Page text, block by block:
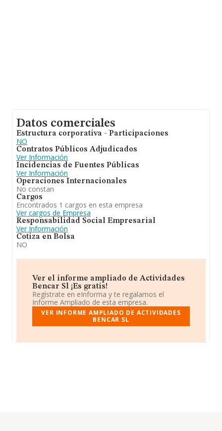
Datos comerciales
Estructura corporativa - Participaciones
NO
Contratos Públicos Adjudicados
Ver Información
Incidencias de Fuentes Públicas
Ver Información
Operaciones Internacionales
No constan
Cargos
Encontrados 1 cargos en esta empresa
Ver cargos de Empresa
Responsabilidad Social Empresarial
Ver Información
Cotiza en Bolsa
NO
Ver el informe ampliado de Actividades
Bencar Sl ¡Es gratis!
Regístrate en eInforma y te regalamos el
Informe Ampliado de esta empresa.
VER INFORME AMPLIADO DE ACTIVIDADES
BENCAR SL